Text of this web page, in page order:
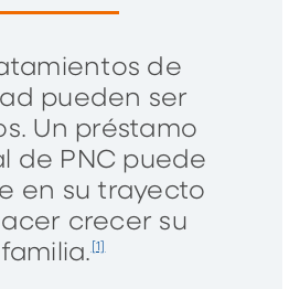
de
pueden ser
Un préstamo
de PNC puede
en su trayecto
crecer su
familia. [1]